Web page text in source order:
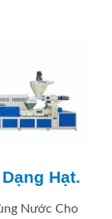
Hạt.
Nước Cho